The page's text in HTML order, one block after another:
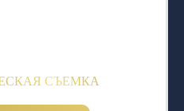
СЪЕМКА